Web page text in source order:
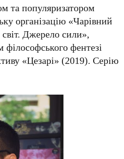
та популяризатором
організацію «Чарівний
Джерело сили»,
фентезі
«Цезарі» (2019). Серію